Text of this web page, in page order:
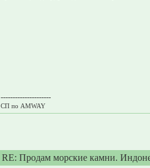
---------------------
СП по AMWAY
RE: Продам морские камни.